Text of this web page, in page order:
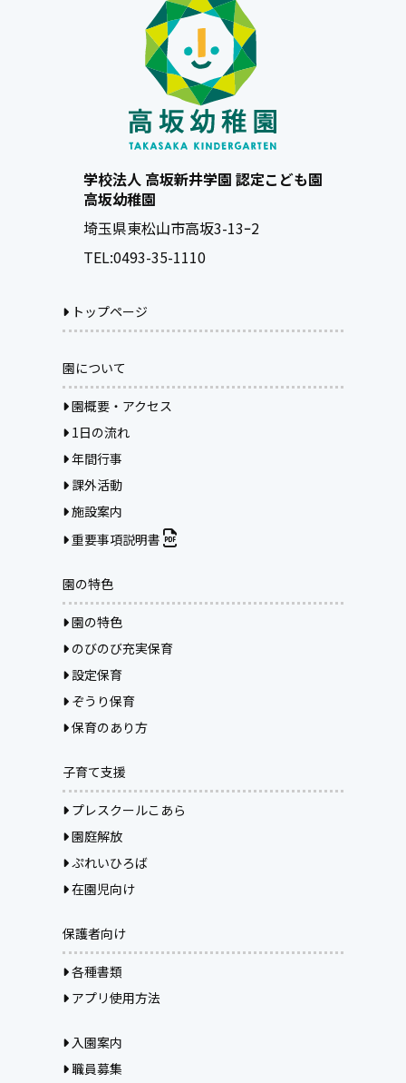
学校法人 高坂新井学園 認定こども園
高坂幼稚園
埼玉県東松山市高坂3-13ｰ2
TEL:0493-35-1110
トップページ
園について
園概要・アクセス
1日の流れ
年間行事
課外活動
施設案内
重要事項説明書
園の特色
園の特色
のびのび充実保育
設定保育
ぞうり保育
保育のあり方
子育て支援
プレスクールこあら
園庭解放
ぷれいひろば
在園児向け
保護者向け
各種書類
アプリ使用方法
入園案内
職員募集